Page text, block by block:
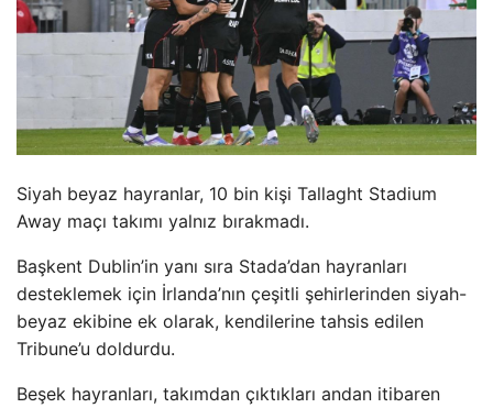
Siyah beyaz hayranlar, 10 bin kişi Tallaght Stadium
Away maçı takımı yalnız bırakmadı.
Başkent Dublin’in yanı sıra Stada’dan hayranları
desteklemek için İrlanda’nın çeşitli şehirlerinden siyah-
beyaz ekibine ek olarak, kendilerine tahsis edilen
Tribune’u doldurdu.
Beşek hayranları, takımdan çıktıkları andan itibaren